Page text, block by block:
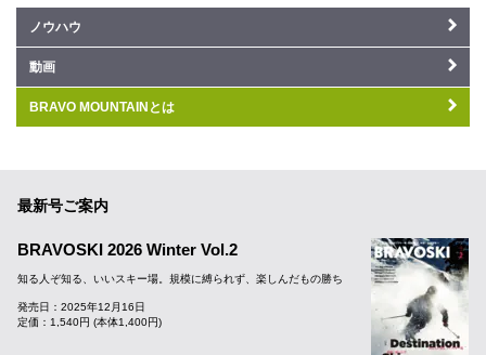
ノウハウ
動画
BRAVO MOUNTAINとは
最新号ご案内
BRAVOSKI 2026 Winter Vol.2
知る人ぞ知る、いいスキー場。規模に縛られず、楽しんだもの勝ち
発売日：2025年12月16日
定価：1,540円 (本体1,400円)